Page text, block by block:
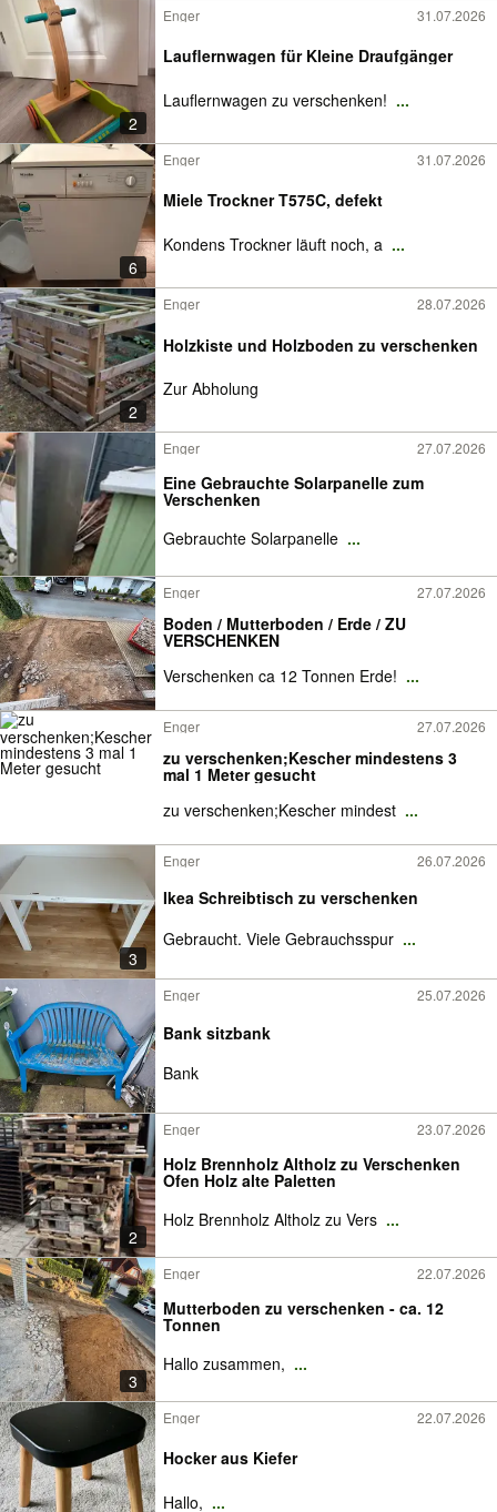
2
Enger 31.07.2026
Lauflernwagen für Kleine Draufgänger
Lauflernwagen zu verschenken! ...
6
Enger 31.07.2026
Miele Trockner T575C, defekt
Kondens Trockner läuft noch, a ...
2
Enger 28.07.2026
Holzkiste und Holzboden zu verschenken
Zur Abholung
Enger 27.07.2026
Eine Gebrauchte Solarpanelle zum
Verschenken
Gebrauchte Solarpanelle ...
Enger 27.07.2026
Boden / Mutterboden / Erde / ZU
VERSCHENKEN
Verschenken ca 12 Tonnen Erde! ...
Enger 27.07.2026
zu verschenken;Kescher mindestens 3
mal 1 Meter gesucht
zu verschenken;Kescher mindest ...
3
Enger 26.07.2026
Ikea Schreibtisch zu verschenken
Gebraucht. Viele Gebrauchsspur ...
Enger 25.07.2026
Bank sitzbank
Bank
2
Enger 23.07.2026
Holz Brennholz Altholz zu Verschenken
Ofen Holz alte Paletten
Holz Brennholz Altholz zu Vers ...
3
Enger 22.07.2026
Mutterboden zu verschenken - ca. 12
Tonnen
Hallo zusammen, ...
Enger 22.07.2026
Hocker aus Kiefer
Hallo, ...